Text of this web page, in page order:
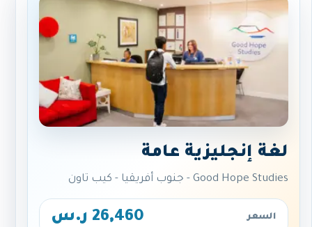
لغة إنجليزية عامة
Good Hope Studies - جنوب أفريقيا - كيب تاون
السعر 26,460 ر.س